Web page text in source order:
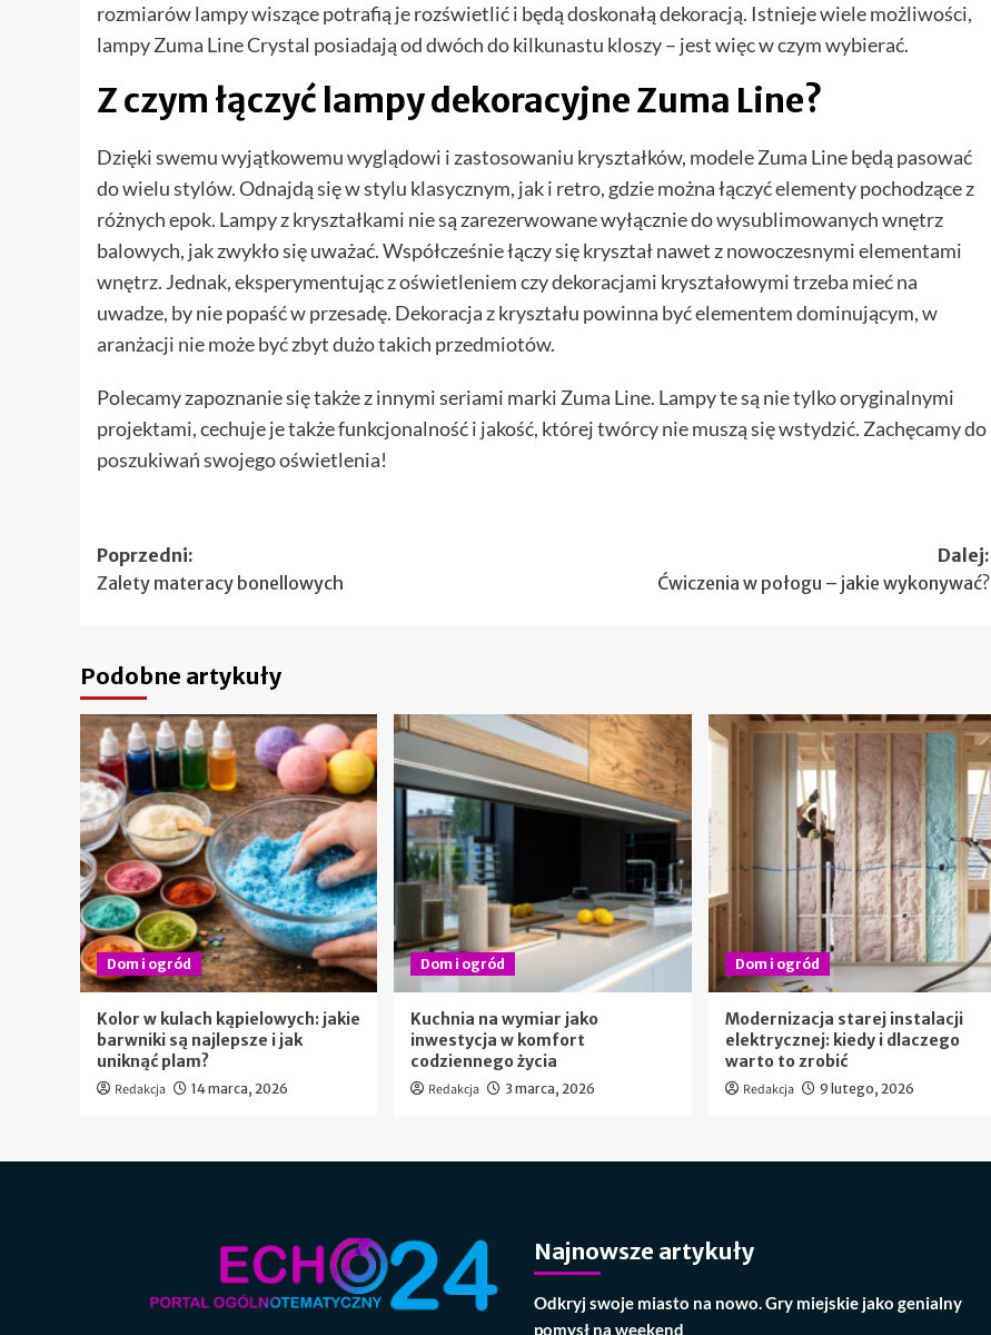
rozmiarów lampy wiszące potrafią je rozświetlić i będą doskonałą dekoracją. Istnieje wiele możliwości,
lampy Zuma Line Crystal posiadają od dwóch do kilkunastu kloszy – jest więc w czym wybierać.
Z czym łączyć lampy dekoracyjne Zuma Line?
Dzięki swemu wyjątkowemu wyglądowi i zastosowaniu kryształków, modele Zuma Line będą pasować
do wielu stylów. Odnajdą się w stylu klasycznym, jak i retro, gdzie można łączyć elementy pochodzące z
różnych epok. Lampy z kryształkami nie są zarezerwowane wyłącznie do wysublimowanych wnętrz
balowych, jak zwykło się uważać. Współcześnie łączy się kryształ nawet z nowoczesnymi elementami
wnętrz. Jednak, eksperymentując z oświetleniem czy dekoracjami kryształowymi trzeba mieć na
uwadze, by nie popaść w przesadę. Dekoracja z kryształu powinna być elementem dominującym, w
aranżacji nie może być zbyt dużo takich przedmiotów.
Polecamy zapoznanie się także z innymi seriami marki Zuma Line. Lampy te są nie tylko oryginalnymi
projektami, cechuje je także funkcjonalność i jakość, której twórcy nie muszą się wstydzić. Zachęcamy do
poszukiwań swojego oświetlenia!
Zobacz
wpisy
Poprzedni:
Zalety materacy bonellowych
Dalej:
Ćwiczenia w połogu – jakie wykonywać?
Podobne artykuły
Dom i ogród
Kolor w kulach kąpielowych: jakie
barwniki są najlepsze i jak
uniknąć plam?
Redakcja 14 marca, 2026
Dom i ogród
Kuchnia na wymiar jako
inwestycja w komfort
codziennego życia
Redakcja 3 marca, 2026
Dom i ogród
Modernizacja starej instalacji
elektrycznej: kiedy i dlaczego
warto to zrobić
Redakcja 9 lutego, 2026
Najnowsze artykuły
Odkryj swoje miasto na nowo. Gry miejskie jako genialny
pomysł na weekend